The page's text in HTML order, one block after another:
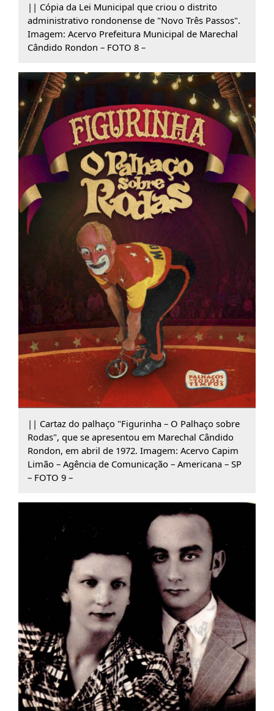
|| Cópia da Lei Municipal que criou o distrito
administrativo rondonense de "Novo Três Passos".
Imagem: Acervo Prefeitura Municipal de Marechal
Cândido Rondon – FOTO 8 –
|| Cartaz do palhaço "Figurinha – O Palhaço sobre
Rodas", que se apresentou em Marechal Cândido
Rondon, em abril de 1972. Imagem: Acervo Capim
Limão – Agência de Comunicação – Americana – SP
– FOTO 9 –